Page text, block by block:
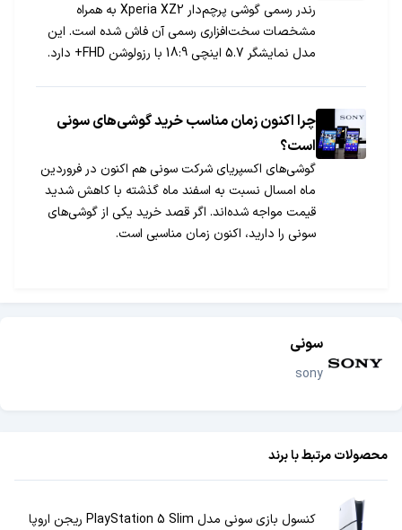
رندر رسمی گوشی پرچم‌دار Xperia XZ2 به همراه
مشخصات سخت‌افزاری رسمی آن فاش شده است. این
مدل نمایشگر 5.7 اینچی 18:9 با رزولوشن FHD+ دارد.
چرا اکنون زمان مناسب خرید گوشی‌های سونی
است؟
گوشی‌های اکسپریای شرکت سونی هم اکنون در فروردین
ماه امسال نسبت به اسفند ماه گذشته با کاهش شدید
قیمت مواجه شده‌اند. اگر قصد خرید یکی از گوشی‌های
سونی را دارید، اکنون زمان مناسبی است.
سونی
sony
محصولات مرتبط با برند
کنسول بازی سونی مدل PlayStation 5 Slim ریجن اروپا